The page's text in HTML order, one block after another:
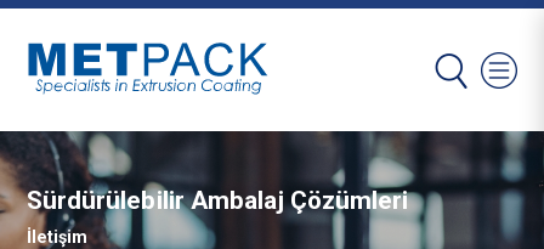
Sürdürülebilir Ambalaj Çözümleri
İletişim